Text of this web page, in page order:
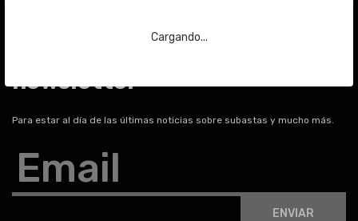
Cargando...
Suscríbase a nuestra
newsletter
Para estar al día de las últimas noticias sobre subastas y mucho más.
Email
ENVIAR